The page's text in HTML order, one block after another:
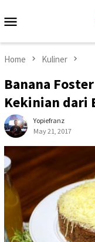
to
Home Kuliner
Banana
Kekinian dari
Yopiefranz
May 21, 2017